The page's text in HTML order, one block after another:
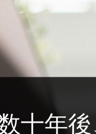
数十年